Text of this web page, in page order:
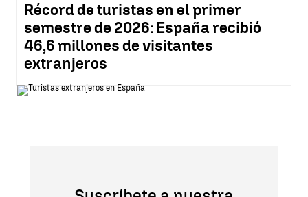
Récord de turistas en el primer
semestre de 2026: España recibió
46,6 millones de visitantes
extranjeros